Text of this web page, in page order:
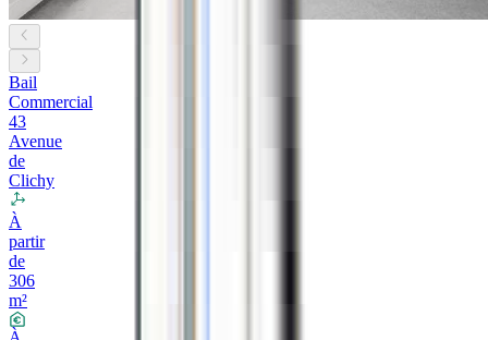
Bail
Commercial
43
Avenue
de
Clichy
À
partir
de
306
m²